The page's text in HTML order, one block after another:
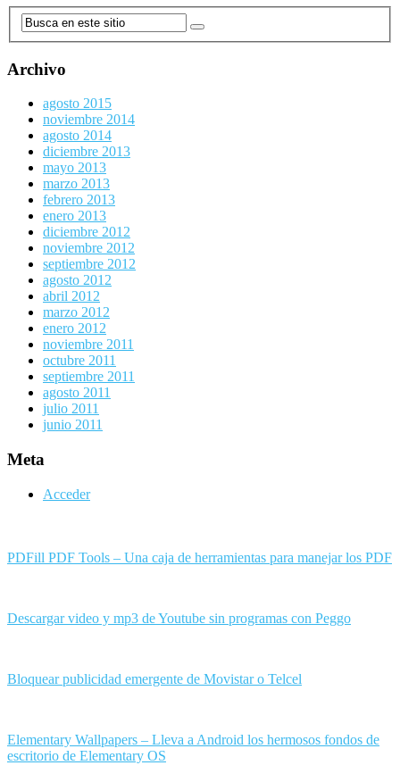
Archivo
agosto 2015
noviembre 2014
agosto 2014
diciembre 2013
mayo 2013
marzo 2013
febrero 2013
enero 2013
diciembre 2012
noviembre 2012
septiembre 2012
agosto 2012
abril 2012
marzo 2012
enero 2012
noviembre 2011
octubre 2011
septiembre 2011
agosto 2011
julio 2011
junio 2011
Meta
Acceder
PDFill PDF Tools – Una caja de herramientas para manejar los PDF
Descargar video y mp3 de Youtube sin programas con Peggo
Bloquear publicidad emergente de Movistar o Telcel
Elementary Wallpapers – Lleva a Android los hermosos fondos de
escritorio de Elementary OS